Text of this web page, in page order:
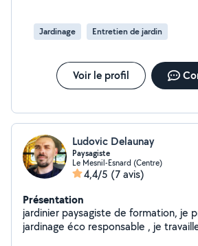
Jardinage Entretien de jardin
Voir le profil
Ludovic Delaunay
Paysagiste
Le Mesnil-Esnard (Centre)
4,4/5 (7 avis)
Présentation
jardinier paysagiste de formation, je
jardinage éco responsable , je